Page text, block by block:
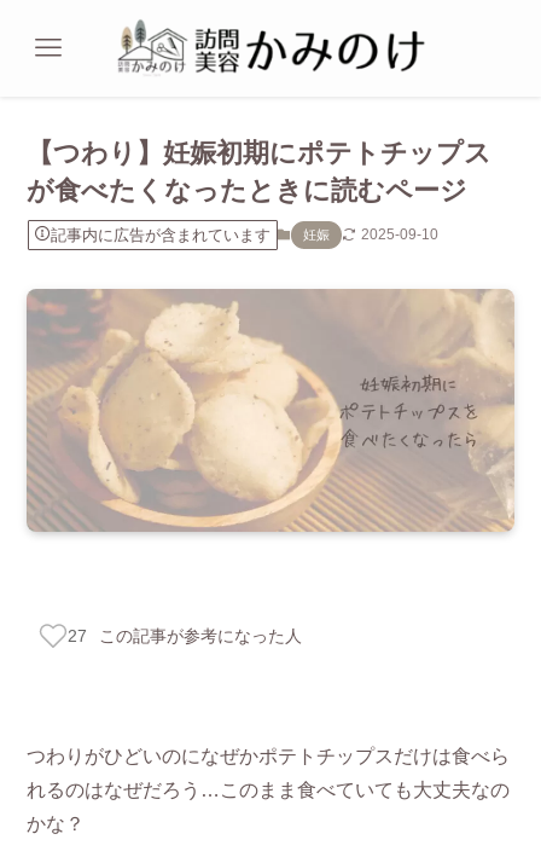
【つわり】妊娠初期にポテトチップス
が食べたくなったときに読むページ
記事内に広告が含まれています 妊娠 2025-09-10
27 この記事が参考になった人
つわりがひどいのになぜかポテトチップスだけは食べら
れるのはなぜだろう…このまま食べていても大丈夫なの
かな？